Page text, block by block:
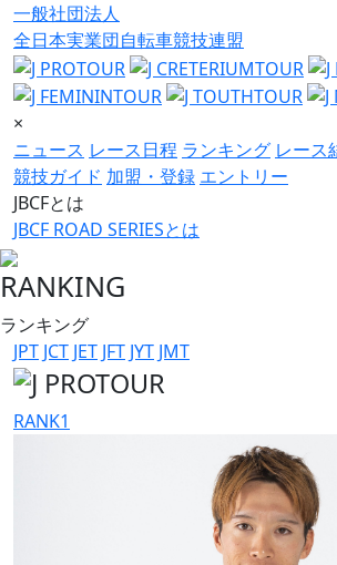
一般社団法人
全日本実業団自転車競技連盟
×
ニュース レース日程 ランキング レース
競技ガイド 加盟・登録 エントリー
JBCFとは
JBCF ROAD SERIESとは
RANKING
ランキング
JPT JCT JET JFT JYT JMT
RANK1